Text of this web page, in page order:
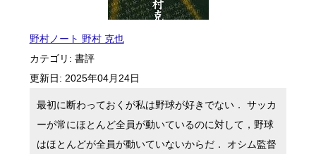
野村ノート 野村 克也
カテゴリ: 書評
更新日: 2025年04月24日
最初に断わっておくが私は野球が好きでない． サッカ
ーが常にほとんど全員が動いているのに対して，野球
はほとんどが全員が動いていないからだ． オシム監督